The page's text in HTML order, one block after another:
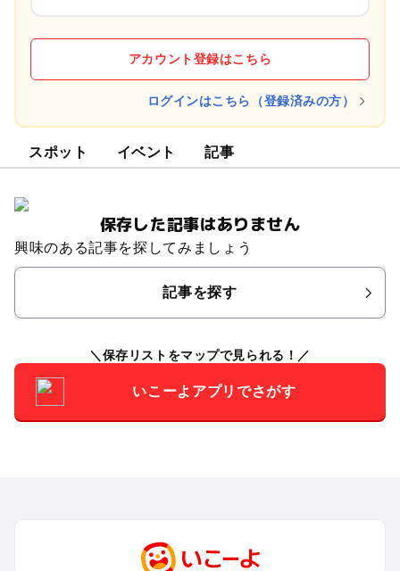
アカウント登録はこちら
ログインはこちら（登録済みの方）
スポット イベント 記事
保存した記事はありません
興味のある記事を探してみましょう
記事を探す
保存リストをマップで見られる！
いこーよアプリでさがす